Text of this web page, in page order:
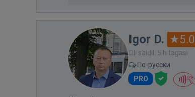
Igor D. 5.0
Oli saidil: 5 h tagasi
По-русски
PRO